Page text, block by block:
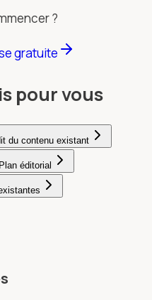
?
gratuite
pour vous
du contenu existant
Plan éditorial